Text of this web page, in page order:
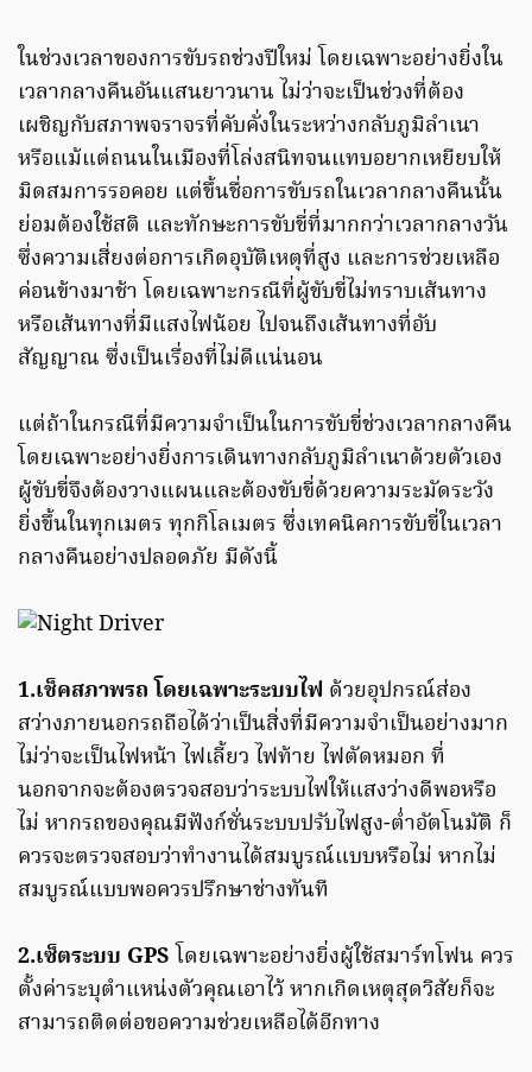
ในช่วงเวลาของการขับรถช่วงปีใหม่ โดยเฉพาะอย่างยิ่งใน
เวลากลางคืนอันแสนยาวนาน ไม่ว่าจะเป็นช่วงที่ต้อง
เผชิญกับสภาพจราจรที่คับคั่งในระหว่างกลับภูมิลำเนา
หรือแม้แต่ถนนในเมืองที่โล่งสนิทจนแทบอยากเหยียบให้
มิดสมการรอคอย แต่ขึ้นชื่อการขับรถในเวลากลางคืนนั้น
ย่อมต้องใช้สติ และทักษะการขับขี่ที่มากกว่าเวลากลางวัน
ซึ่งความเสี่ยงต่อการเกิดอุบัติเหตุที่สูง และการช่วยเหลือ
ค่อนข้างมาช้า โดยเฉพาะกรณีที่ผู้ขับขี่ไม่ทราบเส้นทาง
หรือเส้นทางที่มีแสงไฟน้อย ไปจนถึงเส้นทางที่อับ
สัญญาณ ซึ่งเป็นเรื่องที่ไม่ดีแน่นอน
แต่ถ้าในกรณีที่มีความจำเป็นในการขับขี่ช่วงเวลากลางคืน
โดยเฉพาะอย่างยิ่งการเดินทางกลับภูมิลำเนาด้วยตัวเอง
ผู้ขับขี่จึงต้องวางแผนและต้องขับขี่ด้วยความระมัดระวัง
ยิ่งขึ้นในทุกเมตร ทุกกิโลเมตร ซึ่งเทคนิคการขับขี่ในเวลา
กลางคืนอย่างปลอดภัย มีดังนี้
1.เช็คสภาพรถ โดยเฉพาะระบบไฟ ด้วยอุปกรณ์ส่อง
สว่างภายนอกรถถือได้ว่าเป็นสิ่งที่มีความจำเป็นอย่างมาก
ไม่ว่าจะเป็นไฟหน้า ไฟเลี้ยว ไฟท้าย ไฟตัดหมอก ที่
นอกจากจะต้องตรวจสอบว่าระบบไฟให้แสงว่างดีพอหรือ
ไม่ หากรถของคุณมีฟังก์ชั่นระบบปรับไฟสูง-ต่ำอัตโนมัติ ก็
ควรจะตรวจสอบว่าทำงานได้สมบูรณ์แบบหรือไม่ หากไม่
สมบูรณ์แบบพอควรปรึกษาช่างทันที
2.เซ็ตระบบ GPS โดยเฉพาะอย่างยิ่งผู้ใช้สมาร์ทโฟน ควร
ตั้งค่าระบุตำแหน่งตัวคุณเอาไว้ หากเกิดเหตุสุดวิสัยก็จะ
สามารถติดต่อขอความช่วยเหลือได้อีกทาง